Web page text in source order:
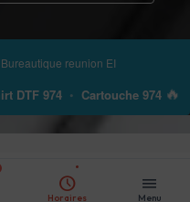
Bureautique reunion EI
DTF 974 • Cartouche 974 🔥
schedule
Horaires
menu
Menu